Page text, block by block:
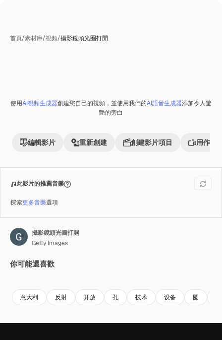
首頁/素材庫/視頻/攝影鏡頭光圈打開
Premium
使用AI視頻生成器創建您自己的視頻，並使用我們的AI語音生成器添加令人驚
艷的旁白
編輯影片 重新創建 創建影片項目 用作參
此影片的推薦音樂
探索更多音樂選項
攝影鏡頭光圈打開
Getty Images
你可能還喜歡
意大利 反射 开放 孔 技术 设备 圆